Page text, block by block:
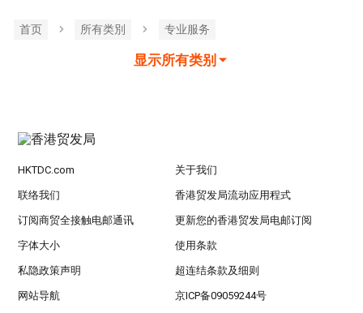
首页 所有类別 专业服务
显示所有类别
HKTDC.com 关于我们
联络我们 香港贸发局流动应用程式
订阅商贸全接触电邮通讯 更新您的香港贸发局电邮订阅
字体大小 使用条款
私隐政策声明 超连结条款及细则
网站导航 京ICP备09059244号